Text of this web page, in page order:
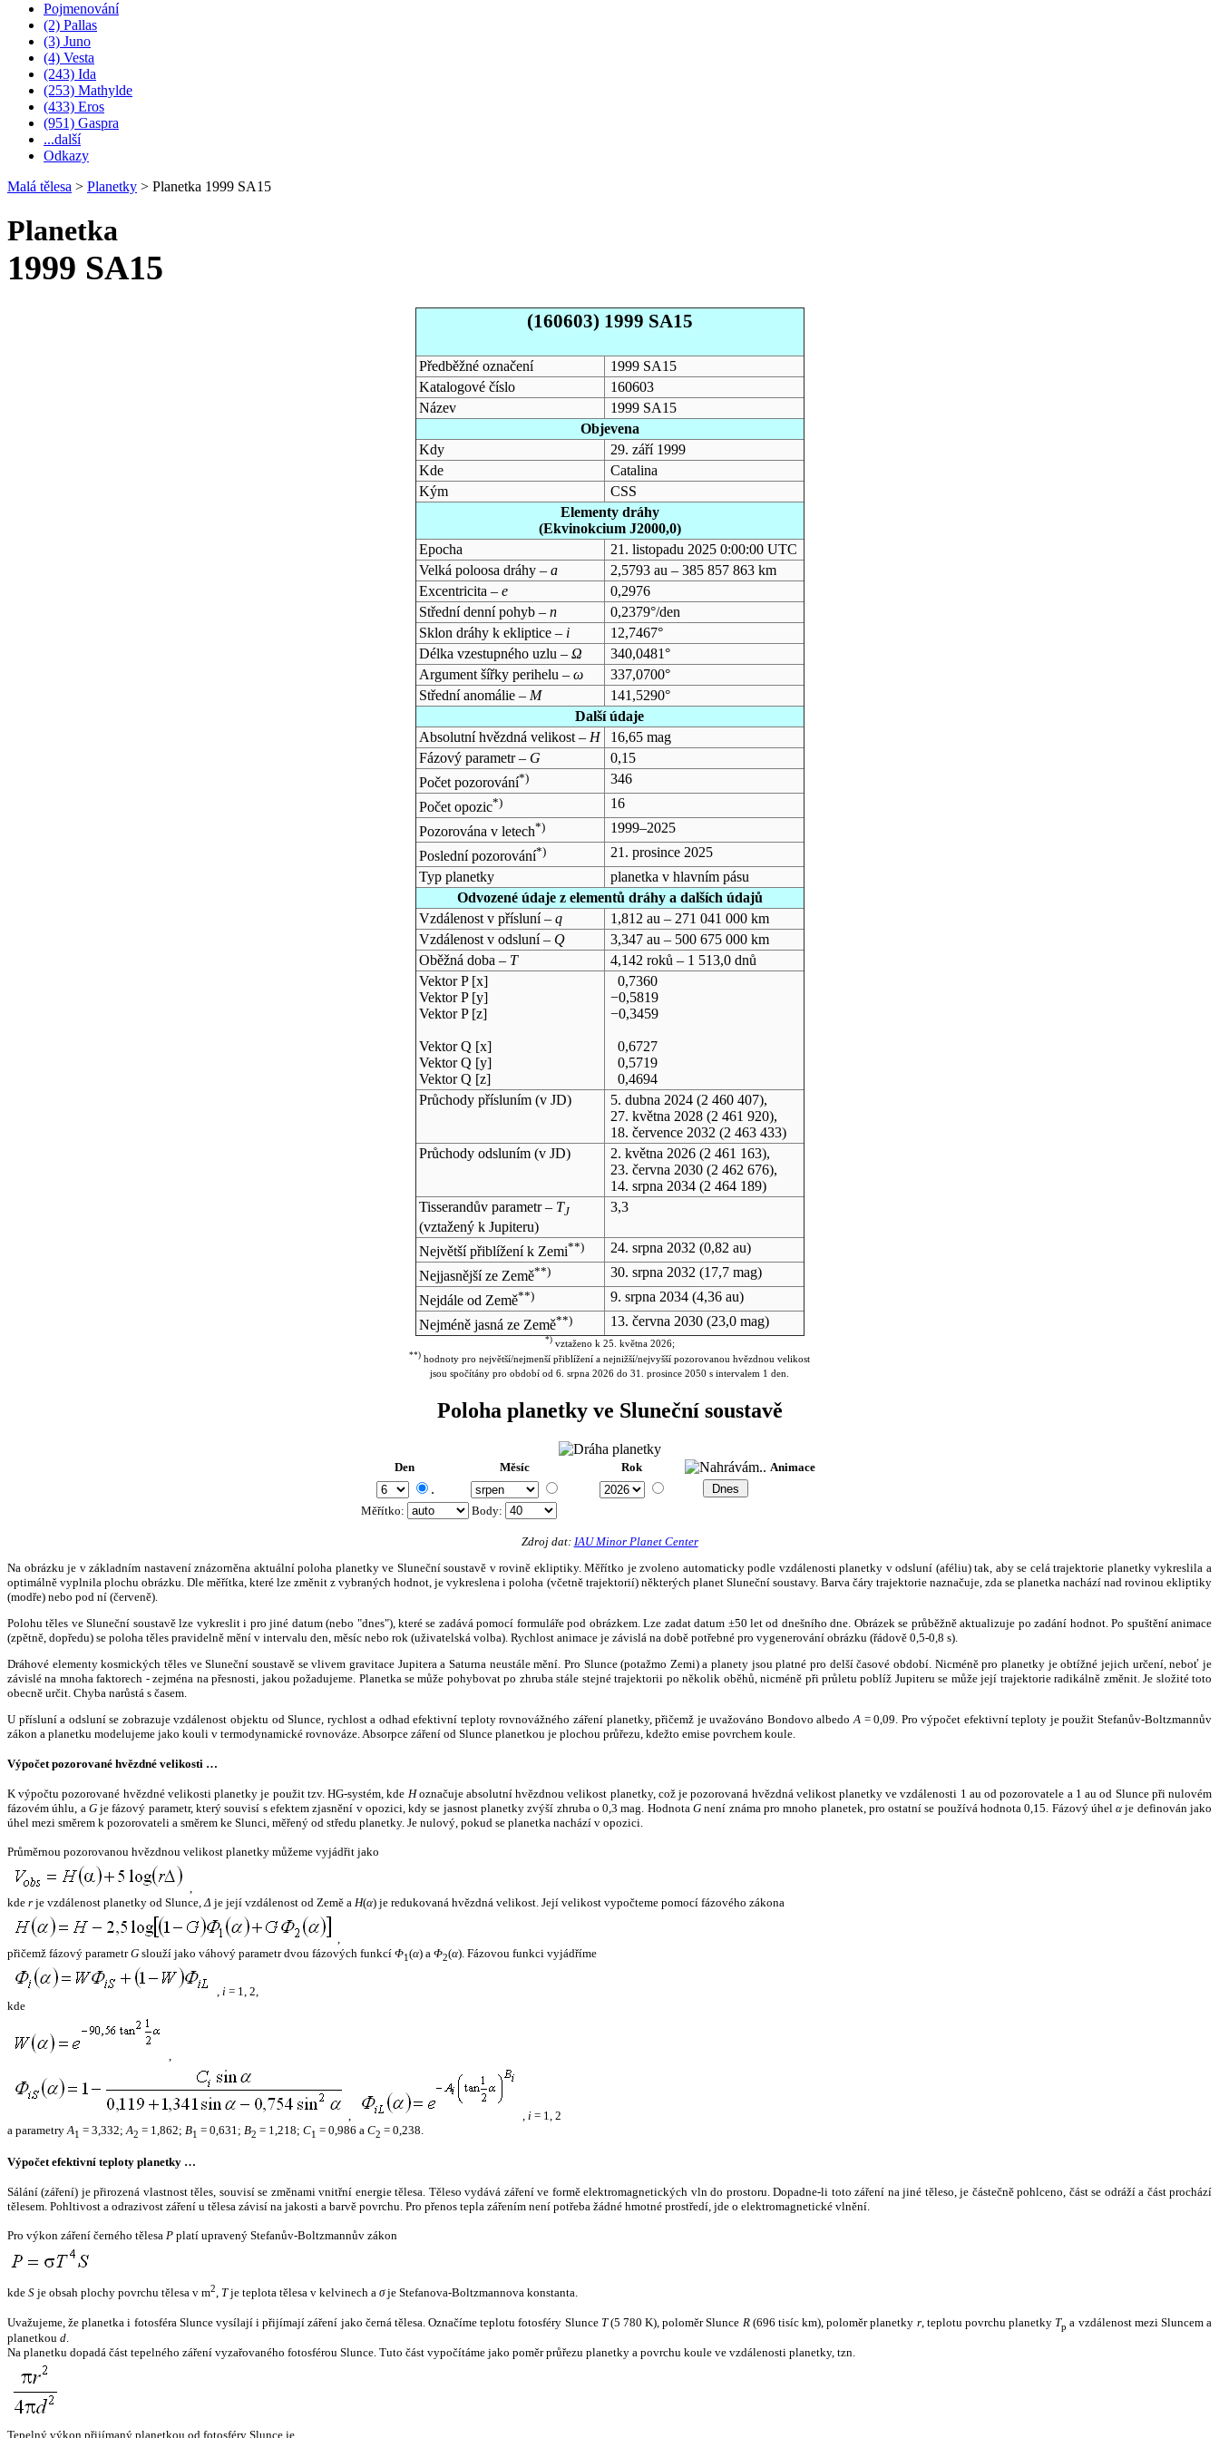
Pojmenování
(2) Pallas
(3) Juno
(4) Vesta
(243) Ida
(253) Mathylde
(433) Eros
(951) Gaspra
...další
Odkazy
Malá tělesa > Planetky > Planetka 1999 SA15
Planetka
1999 SA15
(160603) 1999 SA15
Předběžné označení
1999 SA15
Katalogové číslo
160603
Název
1999 SA15
Objevena
Kdy
29. září 1999
Kde
Catalina
Kým
CSS
Elementy dráhy
(Ekvinokcium J2000,0)
Epocha
21. listopadu 2025 0:00:00 UTC
Velká poloosa dráhy – a
2,5793 au – 385 857 863 km
Excentricita – e
0,2976
Střední denní pohyb – n
0,2379°/den
Sklon dráhy k ekliptice – i
12,7467°
Délka vzestupného uzlu – Ω
340,0481°
Argument šířky perihelu – ω
337,0700°
Střední anomálie – M
141,5290°
Další údaje
Absolutní hvězdná velikost – H
16,65 mag
Fázový parametr – G
0,15
Počet pozorování*)
346
Počet opozic*)
16
Pozorována v letech*)
1999–2025
Poslední pozorování*)
21. prosince 2025
Typ planetky
planetka v hlavním pásu
Odvozené údaje z elementů dráhy a dalších údajů
Vzdálenost v přísluní – q
1,812 au – 271 041 000 km
Vzdálenost v odsluní – Q
3,347 au – 500 675 000 km
Oběžná doba – T
4,142 roků – 1 513,0 dnů
Vektor P [x]
Vektor P [y]
Vektor P [z]
Vektor Q [x]
Vektor Q [y]
Vektor Q [z]
0,7360
−0,5819
−0,3459
0,6727
0,5719
0,4694
Průchody přísluním (v JD) 5. dubna 2024(2 460 407),
27. května 2028(2 461 920),
18. července 2032 (2 463 433)
Průchody odsluním (v JD) 2. května 2026(2 461 163),
23. června 2030(2 462 676),
14. srpna 2034(2 464 189)
Tisserandův parametr – TJ
(vztažený k Jupiteru)
3,3
Největší přiblížení k Zemi**) 24. srpna 2032 (0,82 au)
Nejjasnější ze Země**) 30. srpna 2032 (17,7 mag)
Nejdále od Země**) 9. srpna 2034(4,36 au)
Nejméně jasná ze Země**) 13. června 2030(23,0 mag)
*)vztaženo k 25. května 2026;
**) hodnoty pro největší/nejmenší přiblížení a nejnižší/nejvyšší pozorovanou hvězdnou velikost
jsou spočítány pro období od 6. srpna 2026 do 31. prosince 2050 s intervalem 1 den.
Poloha planetky ve Sluneční soustavě
Den Měsíc Rok Animace
.
Měřítko: Body:
Zdroj dat: IAU Minor Planet Center
Na obrázku je v základním nastavení znázorněna aktuální poloha planetky ve Sluneční soustavě v rovině ekliptiky. Měřítko je zvoleno automaticky podle vzdálenosti planetky v odsluní (aféliu) tak, aby se celá trajektorie planetky vykreslila a
optimálně vyplnila plochu obrázku. Dle měřítka, které lze změnit z vybraných hodnot, je vykreslena i poloha (včetně trajektorií) některých planet Sluneční soustavy. Barva čáry trajektorie naznačuje, zda se planetka nachází nad rovinou ekliptiky
(modře) nebo pod ní (červeně).
Polohu těles ve Sluneční soustavě lze vykreslit i pro jiné datum (nebo "dnes"), které se zadává pomocí formuláře pod obrázkem. Lze zadat datum ±50 let od dnešního dne. Obrázek se průběžně aktualizuje po zadání hodnot. Po spuštění animace
(zpětně, dopředu) se poloha těles pravidelně mění v intervalu den, měsíc nebo rok (uživatelská volba). Rychlost animace je závislá na době potřebné pro vygenerování obrázku (řádově 0,5-0,8 s).
Dráhové elementy kosmických těles ve Sluneční soustavě se vlivem gravitace Jupitera a Saturna neustále mění. Pro Slunce (potažmo Zemi) a planety jsou platné pro delší časové období. Nicméně pro planetky je obtížné jejich určení, neboť je
závislé na mnoha faktorech - zejména na přesnosti, jakou požadujeme. Planetka se může pohybovat po zhruba stále stejné trajektorii po několik oběhů, nicméně při průletu poblíž Jupiteru se může její trajektorie radikálně změnit. Je složité toto
obecně určit. Chyba narůstá s časem.
U přísluní a odsluní se zobrazuje vzdálenost objektu od Slunce, rychlost a odhad efektivní teploty rovnovážného záření planetky, přičemž je uvažováno Bondovo albedo A = 0,09. Pro výpočet efektivní teploty je použit Stefanův-Boltzmannův
zákon a planetku modelujeme jako kouli v termodynamické rovnováze. Absorpce záření od Slunce planetkou je plochou průřezu, kdežto emise povrchem koule.
Výpočet pozorované hvězdné velikosti …
K výpočtu pozorované hvězdné velikosti planetky je použit tzv. HG-systém, kde Hoznačuje absolutní hvězdnou velikost planetky, což je pozorovaná hvězdná velikost planetky ve vzdálenosti 1 au od pozorovatele a 1 au od Slunce při nulovém
fázovém úhlu, a Gje fázový parametr, který souvisí s efektem zjasnění v opozici, kdy se jasnost planetky zvýší zhruba o 0,3 mag. HodnotaG není známa pro mnoho planetek, pro ostatní se používá hodnota 0,15. Fázový úhelα je definován jako
úhel mezi směrem k pozorovateli a směrem ke Slunci, měřený od středu planetky. Je nulový, pokud se planetka nachází v opozici.
Průměrnou pozorovanou hvězdnou velikost planetky můžeme vyjádřit jako
,
kde r je vzdálenost planetky od Slunce,Δ je její vzdálenost od Země a H(α) je redukovaná hvězdná velikost. Její velikost vypočteme pomocí fázového zákona
,
přičemž fázový parametrG slouží jako váhový parametr dvou fázových funkcí Φ1(α) a Φ2(α). Fázovou funkci vyjádříme
, i = 1, 2,
kde
,
, , i = 1, 2
a parametryA1 = 3,332;A2 = 1,862; B1 = 0,631; B2 = 1,218; C1 = 0,986 a C2 = 0,238.
Výpočet efektivní teploty planetky …
Sálání (záření) je přirozená vlastnost těles, souvisí se změnami vnitřní energie tělesa. Těleso vydává záření ve formě elektromagnetických vln do prostoru. Dopadne-li toto záření na jiné těleso, je částečně pohlceno, část se odráží a část prochází
tělesem. Pohltivost a odrazivost záření u tělesa závisí na jakosti a barvě povrchu. Pro přenos tepla zářením není potřeba žádné hmotné prostředí, jde o elektromagnetické vlnění.
Pro výkon záření černého tělesa P platí upravený Stefanův-Boltzmannův zákon
kde S je obsah plochy povrchu tělesa v m2, Tje teplota tělesa v kelvinech a σje Stefanova-Boltzmannova konstanta.
Uvažujeme, že planetka i fotosféra Slunce vysílají i přijímají záření jako černá tělesa. Označíme teplotu fotosféry Slunce T(5 780 K), poloměr Slunce R(696 tisíc km), poloměr planetky r, teplotu povrchu planetky Tp a vzdálenost mezi Sluncem a
planetkou d.
Na planetku dopadá část tepelného záření vyzařovaného fotosférou Slunce. Tuto část vypočítáme jako poměr průřezu planetky a povrchu koule ve vzdálenosti planetky, tzn.
Tepelný výkon přijímaný planetkou od fotosféry Slunce je